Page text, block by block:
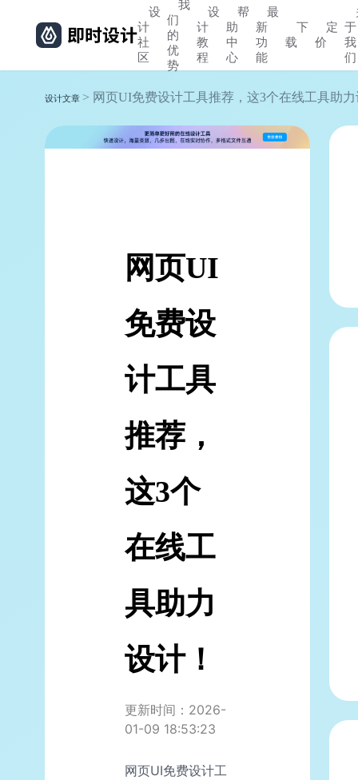
设
计
社
区
我
们
的
优
势
设
计
教
程
帮
助
中
心
最
新
功
能
下
载
定
价
于
我
们
设计文章 > 网页UI免费设计工具推荐，这3个在线工具助
网页UI
免费设
计工具
推荐，
这3个
在线工
具助力
设计！
更新时间：2026-
01-09 18:53:23
网页UI免费设计工